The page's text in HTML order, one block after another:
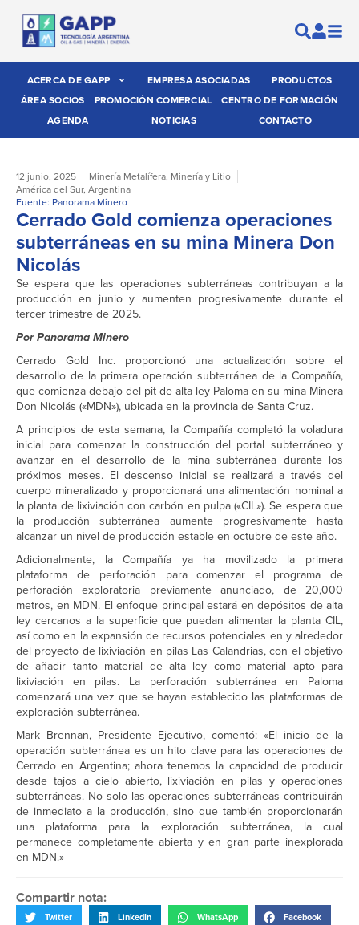
ACERCA DE GAPP EMPRESA ASOCIADAS
PRODUCTOS
ÁREA SOCIOS
PROMOCIÓN COMERCIAL
CENTRO DE FORMACIÓN
AGENDA
NOTICIAS CONTACTO
12 junio, 2025 Minería Metalífera, Minería y Litio
América del Sur, Argentina
Fuente: Panorama Minero
Cerrado Gold comienza operaciones
subterráneas en su mina Minera Don
Nicolás
Se espera que las operaciones subterráneas contribuyan a la
producción en junio y aumenten progresivamente durante el
tercer trimestre de 2025.
Por Panorama Minero
Cerrado Gold Inc. proporcionó una actualización sobre el
desarrollo de la primera operación subterránea de la Compañía,
que comienza debajo del pit de alta ley Paloma en su mina Minera
Don Nicolás («MDN»), ubicada en la provincia de Santa Cruz.
A principios de esta semana, la Compañía completó la voladura
inicial para comenzar la construcción del portal subterráneo y
avanzar en el desarrollo de la mina subterránea durante los
próximos meses. El descenso inicial se realizará a través del
cuerpo mineralizado y proporcionará una alimentación nominal a
la planta de lixiviación con carbón en pulpa («CIL»). Se espera que
la producción subterránea aumente progresivamente hasta
alcanzar un nivel de producción estable en octubre de este año.
Adicionalmente, la Compañía ya ha movilizado la primera
plataforma de perforación para comenzar el programa de
perforación exploratoria previamente anunciado, de 20,000
metros, en MDN. El enfoque principal estará en depósitos de alta
ley cercanos a la superficie que puedan alimentar la planta CIL,
así como en la expansión de recursos potenciales en y alrededor
del proyecto de lixiviación en pilas Las Calandrias, con el objetivo
de añadir tanto material de alta ley como material apto para
lixiviación en pilas. La perforación subterránea en Paloma
comenzará una vez que se hayan establecido las plataformas de
exploración subterránea.
Mark Brennan, Presidente Ejecutivo, comentó: «El inicio de la
operación subterránea es un hito clave para las operaciones de
Cerrado en Argentina; ahora tenemos la capacidad de producir
desde tajos a cielo abierto, lixiviación en pilas y operaciones
subterráneas. No solo las operaciones subterráneas contribuirán
de inmediato a la producción, sino que también proporcionarán
una plataforma para la exploración subterránea, la cual
permanece completamente abierta y en gran parte inexplorada
en MDN.»
Compartir nota:
Twitter LinkedIn WhatsApp Facebook